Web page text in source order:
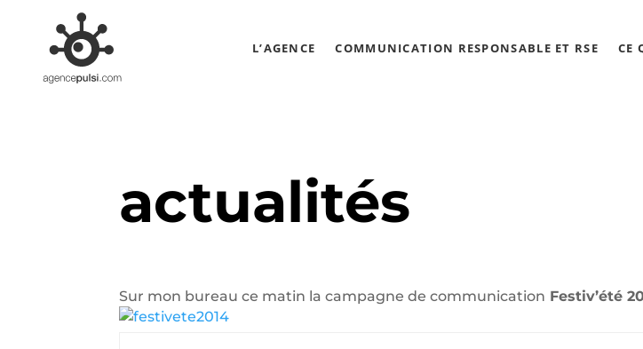
L’AGENCE COMMUNICATION RESPONSABLE ET RSE CE
actualités
Sur mon bureau ce matin la campagne de communication Festiv’été